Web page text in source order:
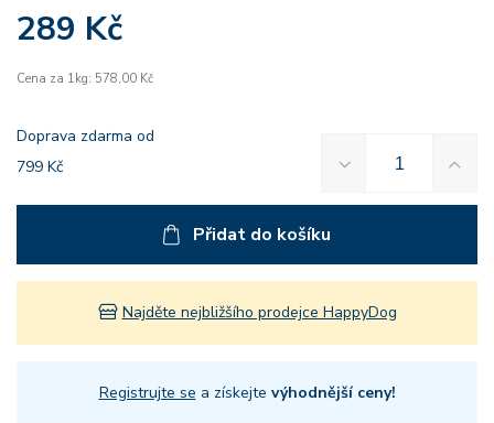
289 Kč
Cena za 1kg: 578,00 Kč
Doprava zdarma od
799 Kč
Přidat do košíku
Najděte nejbližšího prodejce HappyDog
Registrujte se a získejte výhodnější ceny!